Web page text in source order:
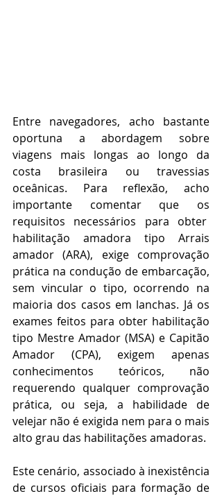
Entre navegadores, acho bastante
oportuna a abordagem sobre
viagens mais longas ao longo da
costa brasileira ou travessias
oceânicas. Para reflexão, acho
importante comentar que os
requisitos necessários para obter
habilitação amadora tipo Arrais
amador (ARA), exige comprovação
prática na condução de embarcação,
sem vincular o tipo, ocorrendo na
maioria dos casos em lanchas. Já os
exames feitos para obter habilitação
tipo Mestre Amador (MSA) e Capitão
Amador (CPA), exigem apenas
conhecimentos teóricos, não
requerendo qualquer comprovação
prática, ou seja, a habilidade de
velejar não é exigida nem para o mais
alto grau das habilitações amadoras.
Este cenário, associado à inexistência
de cursos oficiais para formação de